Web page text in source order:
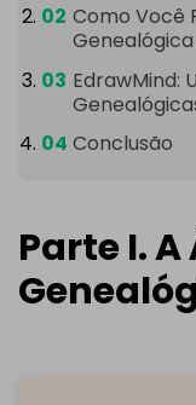
Como Você
EdrawMind:
Conclusão
Parte I.